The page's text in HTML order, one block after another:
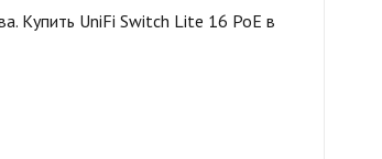
Купить UniFi Switch Lite 16 PoE в